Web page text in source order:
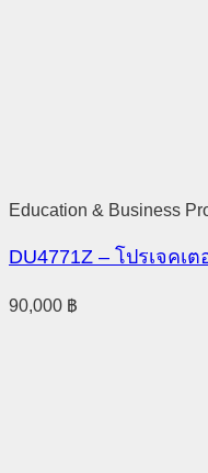
Education & Business
DU4771Z – โปรเจคเ
90,000 ฿